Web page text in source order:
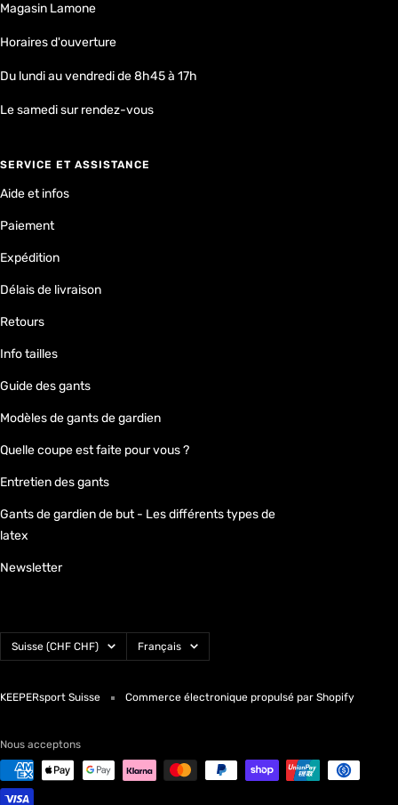
Magasin Lamone
Horaires d'ouverture
Du lundi au vendredi de 8h45 à 17h
Le samedi sur rendez-vous
SERVICE ET ASSISTANCE
Aide et infos
Paiement
Expédition
Délais de livraison
Retours
Info tailles
Guide des gants
Modèles de gants de gardien
Quelle coupe est faite pour vous ?
Entretien des gants
Gants de gardien de but - Les différents types de
latex
Newsletter
Pays/région
Suisse (CHF CHF) Langue
Français
KEEPERsport Suisse Commerce électronique propulsé par Shopify
Nous acceptons